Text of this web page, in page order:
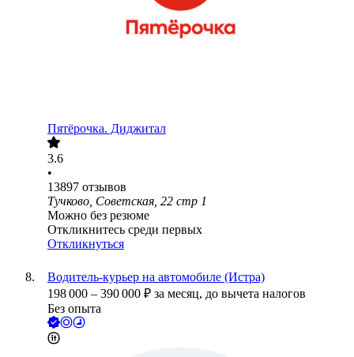
Пятёрочка. Диджитал
3.6
•
13897 отзывов
Тучково, Советская, 22 стр 1
Можно без резюме
Откликнитесь среди первых
Откликнуться
Водитель-курьер на автомобиле (Истра)
198 000 – 390 000 ₽ за месяц, до вычета налогов
Без опыта